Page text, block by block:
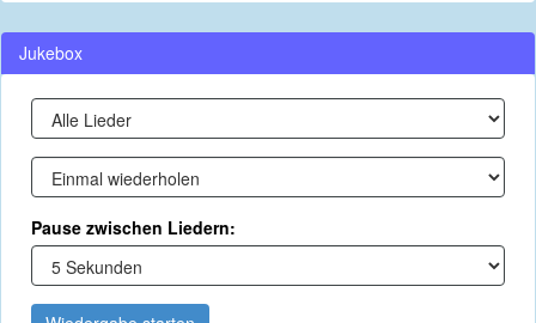
Jukebox
Pause zwischen Liedern: